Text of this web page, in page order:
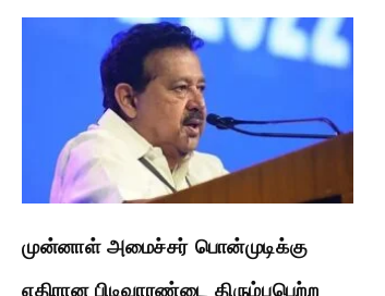
முன்னாள் அமைச்சர் பொன்முடிக்கு
எதிரான பிடிவாரண்டை திரும்பபெற்ற